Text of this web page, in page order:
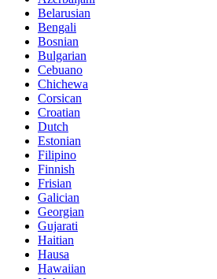
Belarusian
Bengali
Bosnian
Bulgarian
Cebuano
Chichewa
Corsican
Croatian
Dutch
Estonian
Filipino
Finnish
Frisian
Galician
Georgian
Gujarati
Haitian
Hausa
Hawaiian